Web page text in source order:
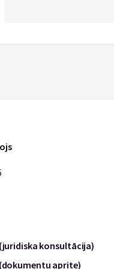
(juridiska konsultācija)
(dokumentu aprite)